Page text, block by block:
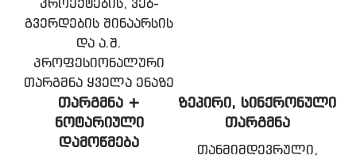
პროექტების, ვებ-
გვერდების შინაარსის
და ა.შ.
პროფესიონალური
თარგმნა ყველა ენაზე
ᲗᲐᲠᲒᲛᲜᲐ +
ᲜᲝᲢᲐᲠᲘᲣᲚᲘ
ᲓᲐᲛᲝᲬᲛᲔᲑᲐ
ᲖᲔᲞᲘᲠᲘ, ᲡᲘᲜᲥᲠᲝᲜᲣᲚᲘ
ᲗᲐᲠᲒᲛᲜᲐ
თანმიმდევრული,